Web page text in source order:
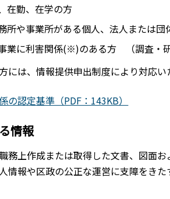
在勤、在学の方
所や事業所がある個人、法人または団
業に利害関係(※)のある方 （調査・
には、情報提供申出制度により対応い
認定基準（PDF：143KB）
情報
務上作成または取得した文書、図面お
情報や区政の公正な運営に支障をきた